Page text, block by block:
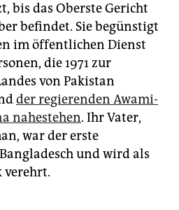
bis das Oberste Gericht
befindet. Sie begünstigt
im öffentlichen Dienst
die 1971 zur
von Pakistan
der regierenden Awami-
nahestehen. Ihr Vater,
war der erste
und wird als
verehrt.